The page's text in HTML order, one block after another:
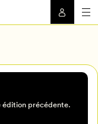
édition précédente.